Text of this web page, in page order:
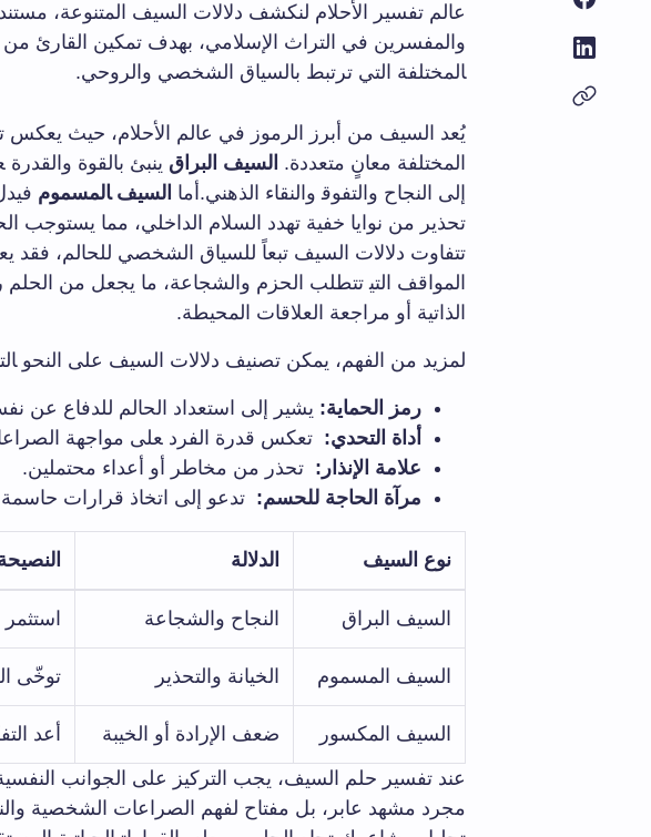
عالم ⁢تفسير الأحلام لنكشف دلالات​ السيف ​المتنوعة،⁣
والمفسرين في ⁢التراث ⁣الإسلامي،⁢ بهدف تمكين ⁣القارئ ⁣من
‍المختلفة التي‌ ترتبط بالسياق الشخصي والروحي.⁤
يُعد السيف من ⁢أبرز‌ الرموز في عالم الأحلام، حيث ‌يعكس⁣
المختلفة‍ معانٍ متعددة.⁤ السيف البراق ينبئ بالقوة
إلى النجاح⁢ والتفوق‍ والنقاء الذهني.أما السيف ‍المسموم
تحذير من نوايا خفية تهدد السلام الداخلي، مما يستوجب
تتفاوت دلالات السيف‌ تبعاً للسياق‌ الشخصي للحالم، فقد
المواقف التي‍ تتطلب الحزم والشجاعة، ما ​يجعل من​ الحلم
الذاتية⁢ أو مراجعة العلاقات المحيطة.
لمزيد من ⁣الفهم،‌ يمكن تصنيف دلالات السيف على ⁢النحو
رمز الحماية: ⁢يشير إلى⁤ استعداد الحالم للدفاع عن
أداة التحدي:
تعكس قدرة ⁢الفرد ‍على​ مواجهة
علامة الإنذار: ‍ تحذر من​ مخاطر أو أعداء محتملين.
مرآة الحاجة للحسم:
تدعو إلى اتخاذ قرارات
نوع السيف الدلالة
السيف البراق النجاح والشجاعة
السيف المسموم الخيانة والتحذير توخّى
السيف المكسور ضعف الإرادة أو الخيبة
أعد
عند⁤ تفسير حلم السيف، يجب التركيز على الجوانب
مجرد مشهد⁣ عابر، بل مفتاح لفهم الصراعات الشخصية